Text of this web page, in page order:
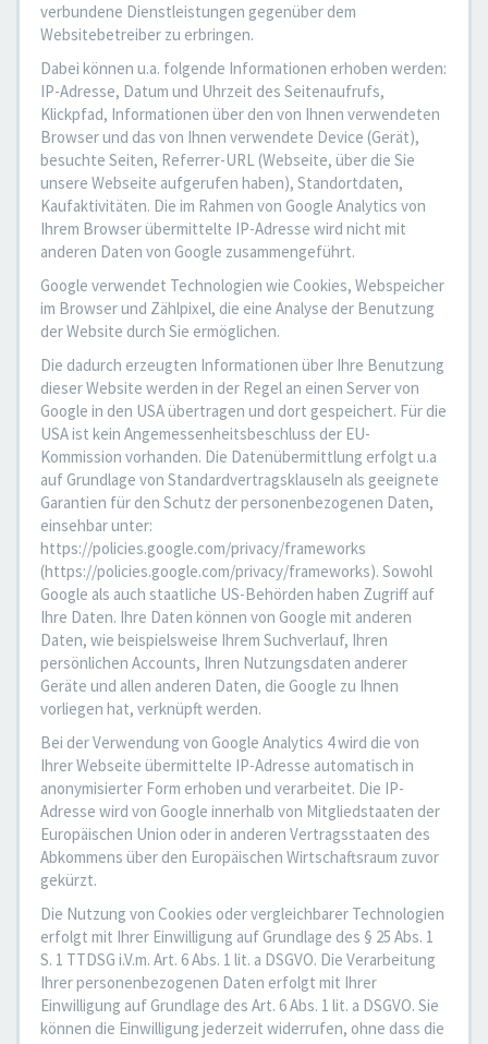
verbundene Dienstleistungen gegenüber dem
Websitebetreiber zu erbringen.
Dabei können u.a. folgende Informationen erhoben werden:
IP-Adresse, Datum und Uhrzeit des Seitenaufrufs,
Klickpfad, Informationen über den von Ihnen verwendeten
Browser und das von Ihnen verwendete Device (Gerät),
besuchte Seiten, Referrer-URL (Webseite, über die Sie
unsere Webseite aufgerufen haben), Standortdaten,
Kaufaktivitäten. Die im Rahmen von Google Analytics von
Ihrem Browser übermittelte IP-Adresse wird nicht mit
anderen Daten von Google zusammengeführt.
Google verwendet Technologien wie Cookies, Webspeicher
im Browser und Zählpixel, die eine Analyse der Benutzung
der Website durch Sie ermöglichen.
Die dadurch erzeugten Informationen über Ihre Benutzung
dieser Website werden in der Regel an einen Server von
Google in den USA übertragen und dort gespeichert. Für die
USA ist kein Angemessenheitsbeschluss der EU-
Kommission vorhanden. Die Datenübermittlung erfolgt u.a
auf Grundlage von Standardvertragsklauseln als geeignete
Garantien für den Schutz der personenbezogenen Daten,
einsehbar unter:
https://policies.google.com/privacy/frameworks
(https://policies.google.com/privacy/frameworks). Sowohl
Google als auch staatliche US-Behörden haben Zugriff auf
Ihre Daten. Ihre Daten können von Google mit anderen
Daten, wie beispielsweise Ihrem Suchverlauf, Ihren
persönlichen Accounts, Ihren Nutzungsdaten anderer
Geräte und allen anderen Daten, die Google zu Ihnen
vorliegen hat, verknüpft werden.
Bei der Verwendung von Google Analytics 4 wird die von
Ihrer Webseite übermittelte IP-Adresse automatisch in
anonymisierter Form erhoben und verarbeitet. Die IP-
Adresse wird von Google innerhalb von Mitgliedstaaten der
Europäischen Union oder in anderen Vertragsstaaten des
Abkommens über den Europäischen Wirtschaftsraum zuvor
gekürzt.
Die Nutzung von Cookies oder vergleichbarer Technologien
erfolgt mit Ihrer Einwilligung auf Grundlage des § 25 Abs. 1
S. 1 TTDSG i.V.m. Art. 6 Abs. 1 lit. a DSGVO. Die Verarbeitung
Ihrer personenbezogenen Daten erfolgt mit Ihrer
Einwilligung auf Grundlage des Art. 6 Abs. 1 lit. a DSGVO. Sie
können die Einwilligung jederzeit widerrufen, ohne dass die